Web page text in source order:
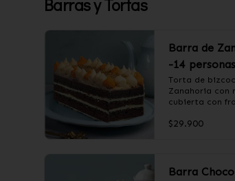
Barras y Tortas
Barra de
-14
Torta de
Zanahoria con
cubierta con
❄️ Producto
$29.900
Barra